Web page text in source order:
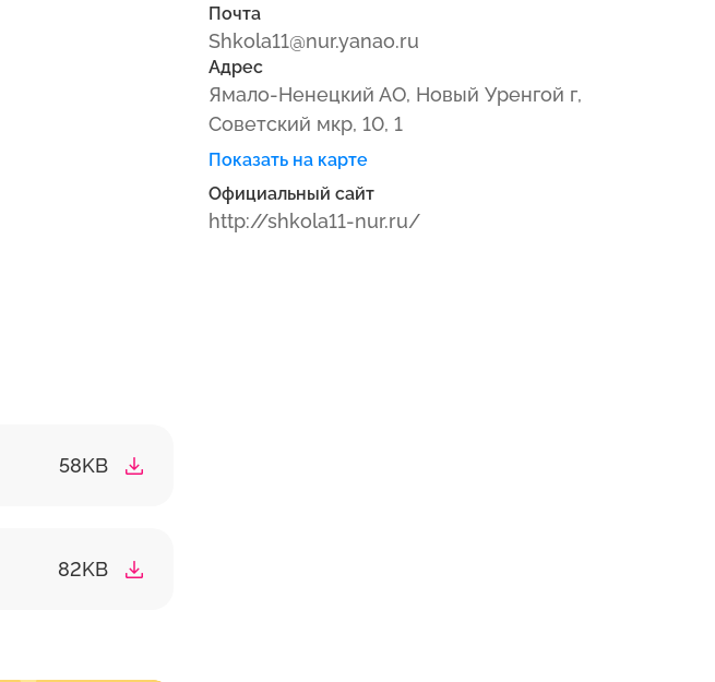
58KB
82KB
Почта
Shkola11@nur.yanao.ru
Адрес
Ямало-Ненецкий АО, Новый Уренгой г,
Советский мкр, 10, 1
Показать на карте
Официальный сайт
http://shkola11-nur.ru/